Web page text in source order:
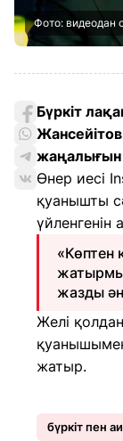
Фото: видеодан
Бүркіт
жаңалығын
Өнер иесі
қуанышты
үйленгенін
«Көптен
жазды
Желі
қуанышымен
жатыр.
бүркіт пен